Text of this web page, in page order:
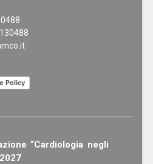
Policy
“Cardiologia negli